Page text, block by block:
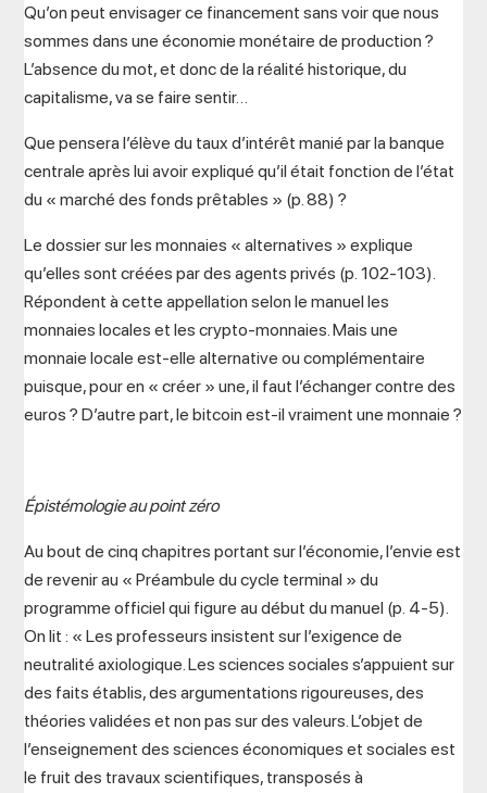
Qu’on peut envisager ce financement sans voir que nous
sommes dans une économie monétaire de production ?
L’absence du mot, et donc de la réalité historique, du
capitalisme, va se faire sentir…
Que pensera l’élève du taux d’intérêt manié par la banque
centrale après lui avoir expliqué qu’il était fonction de l’état
du « marché des fonds prêtables » (p. 88) ?
Le dossier sur les monnaies « alternatives » explique
qu’elles sont créées par des agents privés (p. 102-103).
Répondent à cette appellation selon le manuel les
monnaies locales et les crypto-monnaies. Mais une
monnaie locale est-elle alternative ou complémentaire
puisque, pour en « créer » une, il faut l’échanger contre des
euros ? D’autre part, le bitcoin est-il vraiment une monnaie ?
Épistémologie au point zéro
Au bout de cinq chapitres portant sur l’économie, l’envie est
de revenir au « Préambule du cycle terminal » du
programme officiel qui figure au début du manuel (p. 4-5).
On lit : « Les professeurs insistent sur l’exigence de
neutralité axiologique. Les sciences sociales s’appuient sur
des faits établis, des argumentations rigoureuses, des
théories validées et non pas sur des valeurs. L’objet de
l’enseignement des sciences économiques et sociales est
le fruit des travaux scientifiques, transposés à